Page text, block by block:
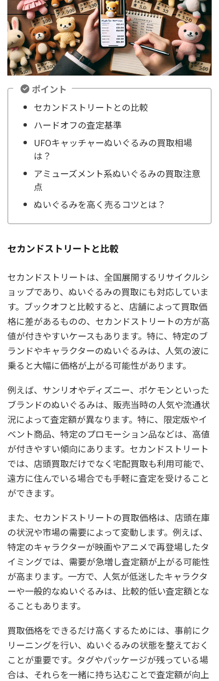
ポイント
セカンドストリートとの比較
ハードオフの査定基準
UFOキャッチャーぬいぐるみの買取相場
は？
アミューズメント系ぬいぐるみの買取注意
点
ぬいぐるみを高く売るコツとは？
セカンドストリートと比較
セカンドストリートは、全国展開するリサイクルシ
ョップであり、ぬいぐるみの買取にも対応していま
す。ブックオフと比較すると、店舗によって買取価
格に差があるものの、セカンドストリートの方が高
値が付きやすいケースもあります。特に、特定のブ
ランドやキャラクターのぬいぐるみは、人気の波に
乗ると大幅に価格が上がる可能性があります。
例えば、サンリオやディズニー、ポケモンといった
ブランドのぬいぐるみは、販売当時の人気や流通状
況によって査定額が異なります。特に、限定版やイ
ベント商品、特定のプロモーション品などは、高値
が付きやすい傾向にあります。セカンドストリート
では、店頭買取だけでなく宅配買取も利用可能で、
遠方に住んでいる場合でも手軽に査定を受けること
ができます。
また、セカンドストリートの買取価格は、店頭在庫
の状況や市場の需要によって変動します。例えば、
特定のキャラクターが映画やアニメで再登場したタ
イミングでは、需要が急増し査定額が上がる可能性
が高まります。一方で、人気が低迷したキャラクタ
ーや一般的なぬいぐるみは、比較的低い査定額とな
ることもあります。
買取価格をできるだけ高くするためには、事前にク
リーニングを行い、ぬいぐるみの状態を整えておく
ことが重要です。タグやパッケージが残っている場
合は、それらを一緒に持ち込むことで査定額が向上